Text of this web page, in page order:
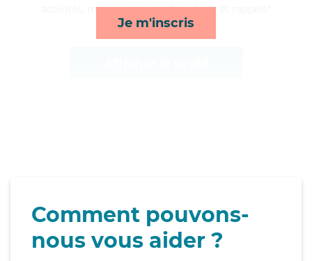
Je m'inscris
activités, mobilité, toilette/habillage et rappels*
Comment pouvons-
nous vous aider ?